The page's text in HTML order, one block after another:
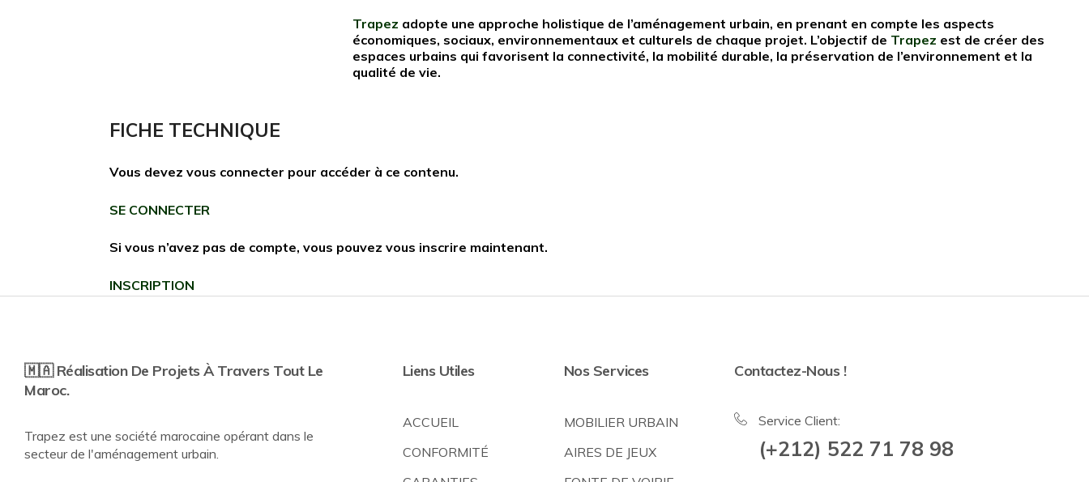
Trapez adopte une approche holistique de l’aménagement urbain, en prenant en compte les aspects
économiques, sociaux, environnementaux et culturels de chaque projet. L’objectif de Trapez est de créer des
espaces urbains qui favorisent la connectivité, la mobilité durable, la préservation de l’environnement et la
qualité de vie.
FICHE TECHNIQUE
Vous devez vous connecter pour accéder à ce contenu.
SE CONNECTER
Si vous n’avez pas de compte, vous pouvez vous inscrire maintenant.
INSCRIPTION
🇲🇦 Réalisation De Projets À Travers Tout Le
Maroc.
Trapez est une société marocaine opérant dans le
secteur de l'aménagement urbain.
Liens Utiles
ACCUEIL
CONFORMITÉ
Nos Services
MOBILIER URBAIN
AIRES DE JEUX
Contactez-Nous !
Service Client:
(+212) 522 71 78 98